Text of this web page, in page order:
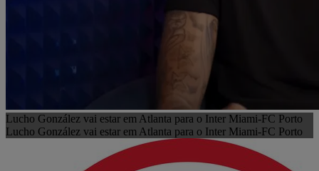
Lucho González vai estar em Atlanta para o Inter Miami-FC Porto
Lucho González vai estar em Atlanta para o Inter Miami-FC Porto